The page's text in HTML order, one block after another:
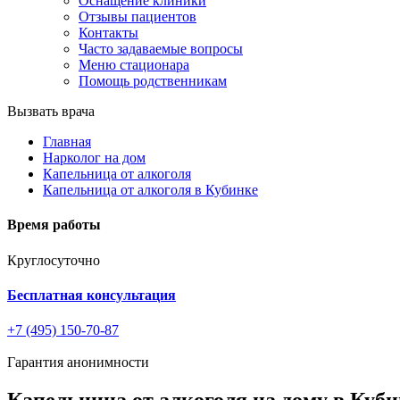
Отзывы пациентов
Контакты
Часто задаваемые вопросы
Меню стационара
Помощь родственникам
Вызвать врача
Главная
Нарколог на дом
Капельница от алкоголя
Капельница от алкоголя в Кубинке
Время работы
Круглосуточно
Бесплатная консультация
+7 (495) 150-70-87
Гарантия анонимности